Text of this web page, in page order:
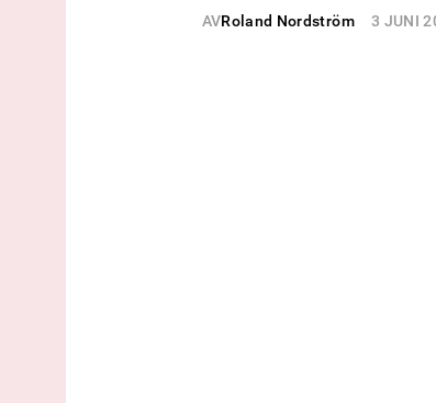
AVRoland Nordström 3 JUNI